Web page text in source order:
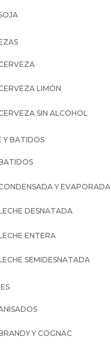
LIMÓN
SIN ALCOHOL
Y BATIDOS
Y EVAPORADA
DESNATADA
ENTERA
SEMIDESNATADA
Y COGNAC